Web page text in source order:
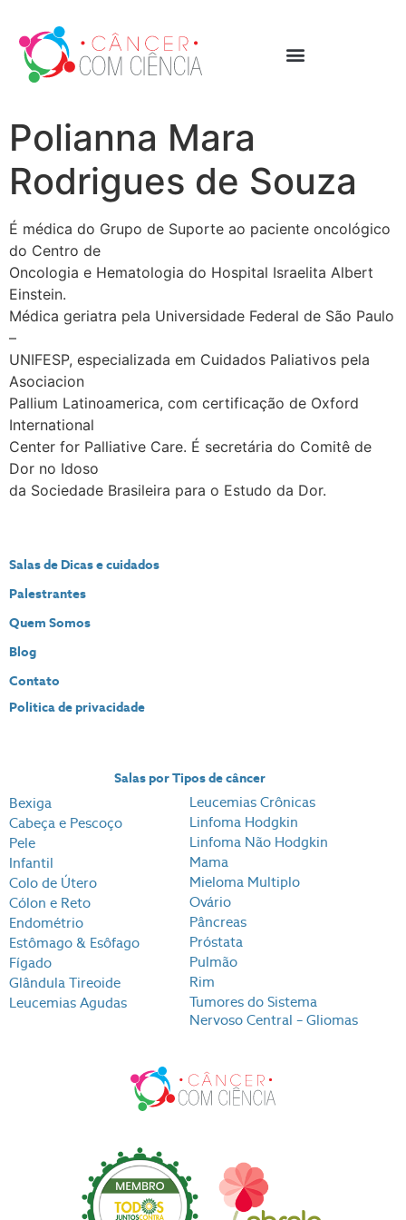
Polianna Mara
Rodrigues de Souza
É médica do Grupo de Suporte ao paciente oncológico
do Centro de
Oncologia e Hematologia do Hospital Israelita Albert
Einstein.
Médica geriatra pela Universidade Federal de São Paulo
–
UNIFESP, especializada em Cuidados Paliativos pela
Asociacion
Pallium Latinoamerica, com certificação de Oxford
International
Center for Palliative Care. É secretária do Comitê de
Dor no Idoso
da Sociedade Brasileira para o Estudo da Dor.
Salas de Dicas e cuidados
Palestrantes
Quem Somos
Blog
Contato
Politica de privacidade
Salas por Tipos de câncer
Bexiga
Cabeça e Pescoço
Pele
Infantil
Colo de Útero
Cólon e Reto
Endométrio
Estômago & Esôfago
Fígado
Glândula Tireoide
Leucemias Agudas
Leucemias Crônicas
Linfoma Hodgkin
Linfoma Não Hodgkin
Mama
Mieloma Multiplo
Ovário
Pâncreas
Próstata
Pulmão
Rim
Tumores do Sistema
Nervoso Central – Gliomas